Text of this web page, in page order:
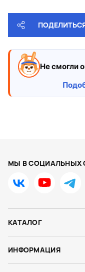
Не смогли
МЫ В СОЦИАЛЬНЫХ
КАТАЛОГ
ИНФОРМАЦИЯ